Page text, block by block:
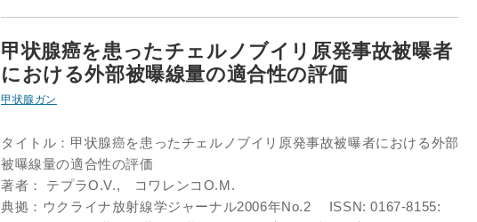
甲状腺癌を患ったチェルノブイリ原発事故被曝者
における外部被曝線量の適合性の評価
甲状腺ガン
タイトル：甲状腺癌を患ったチェルノブイリ原発事故被曝者における外部
被曝線量の適合性の評価
著者： テプラO.V., コワレンコO.M.
典拠：ウクライナ放射線学ジャーナル2006年No.2 ISSN: 0167-8155: